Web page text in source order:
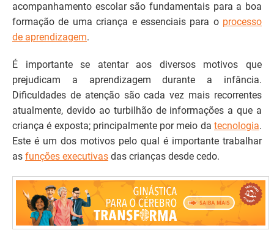
acompanhamento escolar são fundamentais para a boa
formação de uma criança e essenciais para o processo
de aprendizagem.
É importante se atentar aos diversos motivos que
prejudicam a aprendizagem durante a infância.
Dificuldades de atenção são cada vez mais recorrentes
atualmente, devido ao turbilhão de informações a que a
criança é exposta; principalmente por meio da tecnologia.
Este é um dos motivos pelo qual é importante trabalhar
as funções executivas das crianças desde cedo.